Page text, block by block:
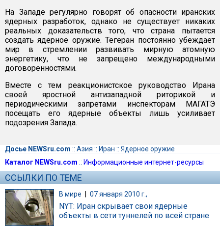
На Западе регулярно говорят об опасности иранских
ядерных разработок, однако не существует никаких
реальных доказательств того, что страна пытается
создать ядерное оружие. Тегеран постоянно убеждает
мир в стремлении развивать мирную атомную
энергетику, что не запрещено международными
договоренностями.
Вместе с тем реакционистское руководство Ирана
своей яростной антизападной риторикой и
периодическими запретами инспекторам МАГАТЭ
посещать его ядерные объекты лишь усиливает
подозрения Запада.
Досье NEWSru.com :: Азия :: Иран :: Ядерное оружие
Каталог NEWSru.com :: Информационные интернет-ресурсы
ССЫЛКИ ПО ТЕМЕ
В мире | 07 января 2010 г.,
NYT: Иран скрывает свои ядерные
объекты в сети туннелей по всей стране